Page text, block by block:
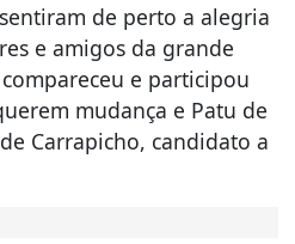
de perto a alegria
e amigos da grande
e participou
mudança e Patu de
Carrapicho, candidato a